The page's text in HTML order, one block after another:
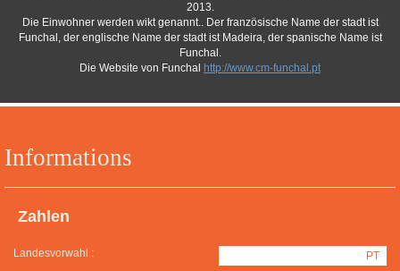
Informations
Zahlen
Landesvorwahl : PT
2013.
Die Einwohner werden wikt genannt.. Der französische Name der stadt ist
Funchal, der englische Name der stadt ist Madeira, der spanische Name ist
Funchal.
Die Website von Funchal http://www.cm-funchal.pt